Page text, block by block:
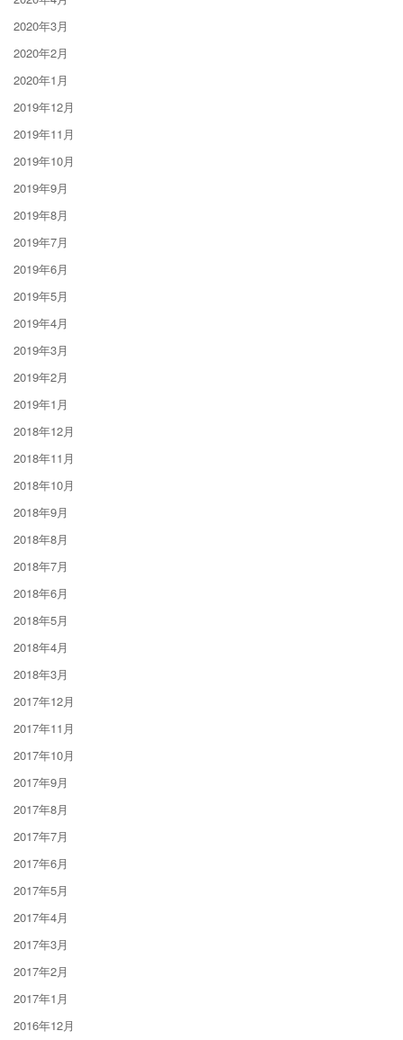
2020年3月
2020年2月
2020年1月
2019年12月
2019年11月
2019年10月
2019年9月
2019年8月
2019年7月
2019年6月
2019年5月
2019年4月
2019年3月
2019年2月
2019年1月
2018年12月
2018年11月
2018年10月
2018年9月
2018年8月
2018年7月
2018年6月
2018年5月
2018年4月
2018年3月
2017年12月
2017年11月
2017年10月
2017年9月
2017年8月
2017年7月
2017年6月
2017年5月
2017年4月
2017年3月
2017年2月
2017年1月
2016年12月